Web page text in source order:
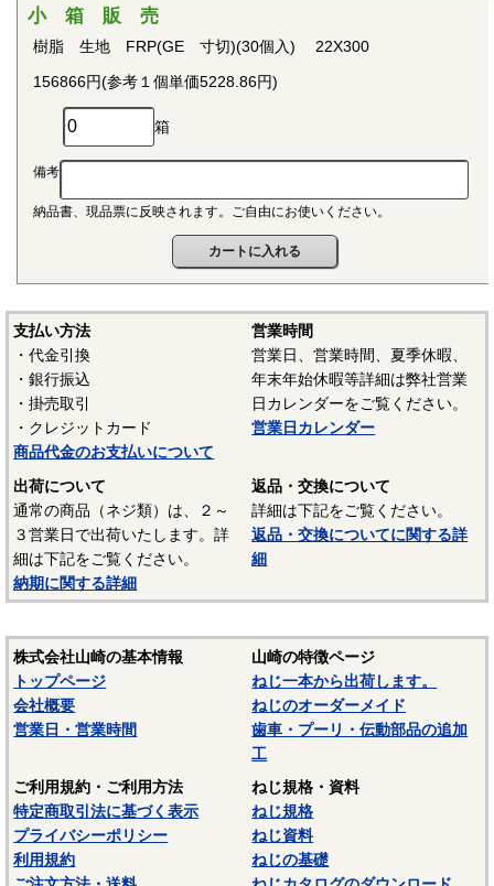
〇連続使用温度115℃（UL認定温度）〇燃焼性UL94 V-2
結晶性の代表的な汎用プラスチックです。比重が0.9と汎用
プラスチックのなかでも最も軽く、耐薬品性、耐加水分解
性、電気的特性にも優れ、応用範囲の広いプラスチックとし
て幅広い分野で用いられています。
結晶性のエンジニアリングプラスチックです。バランスの
取れた機械的性質を有し、かつ優れた耐疲労性で、耐クリー
プ性、摩擦摩耗特性、耐薬品性を備えていることから、金属
おいて広く用いられています。
■ポリアミド（ナイロン、PA）
〇連続使用温度PA6-65℃/PA66-75℃（UL認定温度）〇燃焼性
UL94 V-2
結晶性のエンジニアリングプラスチックです。強靭な材料
で摩擦係数が小さく、しかも耐摩耗性で、自己潤滑性に優れ
ています。耐油性、耐薬品性もよいので機械材料に最適な材
料でありますが、吸湿性が高いので設計上配慮しなければな
らないという問題点もあります。
■ポリスライダー
優れたポリアミドの性質を活かし組成中に黒鉛粒子を均一
に分散させ、浮遊状態にある黒鉛粒子をテープの表面に偏平
状の黒鉛層となるよう製造されたものです。面圧によるクリ
ープ変形はほとんどなく、耐クリープ性、摩擦・摩耗性に優
れておりスラストワッシャーとして各種構造用機器部品に用
いられています。
（以上はサンコーインダストリー様資料抜粋）
表面処理：生地
表面処理を施していない、素材そのままの状態です。鉄の
小 箱 販 売
樹脂 生地 FRP(GE 寸切)(30個入) 22X300
156866円(参考１個単価5228.86円)
箱
備考
納品書、現品票に反映されます。ご自由にお使いください。
支払い方法
・代金引換
・銀行振込
・掛売取引
・クレジットカード
商品代金のお支払いについて
営業時間
営業日、営業時間、夏季休暇、
年末年始休暇等詳細は弊社営業
日カレンダーをご覧ください。
営業日カレンダー
出荷について
通常の商品（ネジ類）は、２～
３営業日で出荷いたします。詳
細は下記をご覧ください。
納期に関する詳細
返品・交換について
詳細は下記をご覧ください。
返品・交換についてに関する詳
細
株式会社山崎の基本情報
トップページ
会社概要
営業日・営業時間
山崎の特徴ページ
ねじ一本から出荷します。
ねじのオーダーメイド
歯車・プーリ・伝動部品の追加
工
ご利用規約・ご利用方法
特定商取引法に基づく表示
プライバシーポリシー
利用規約
ねじ規格・資料
ねじ規格
ねじ資料
ねじの基礎